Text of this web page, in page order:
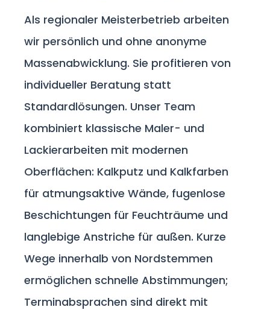
Als regionaler Meisterbetrieb arbeiten
wir persönlich und ohne anonyme
Massenabwicklung. Sie profitieren von
individueller Beratung statt
Standardlösungen. Unser Team
kombiniert klassische Maler- und
Lackierarbeiten mit modernen
Oberflächen: Kalkputz und Kalkfarben
für atmungsaktive Wände, fugenlose
Beschichtungen für Feuchträume und
langlebige Anstriche für außen. Kurze
Wege innerhalb von Nordstemmen
ermöglichen schnelle Abstimmungen;
Terminabsprachen sind direkt mit